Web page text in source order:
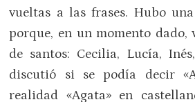
vueltas a las frases. Hubo
porque, en un momento
de santos: Cecilia, Lucía,
discutió si se podía decir
realidad «Agata» en